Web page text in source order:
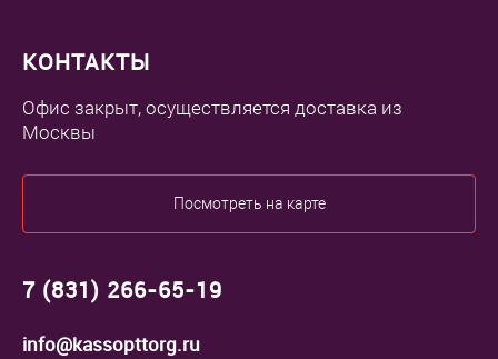
КОНТАКТЫ
Офис закрыт, осуществляется доставка из
Москвы
Посмотреть на карте
7 (831) 266-65-19
info@kassopttorg.ru